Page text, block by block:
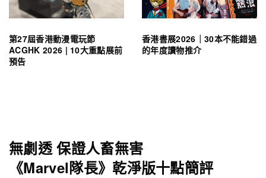
第27屆香港動漫電玩節
ACGHK 2026 | 10大重點展前
預告
香港書展2026｜30本不能錯過
的年度讀物推介
無劇透 保證人畜無害
《Marvel隊長》乾淨版十點簡評